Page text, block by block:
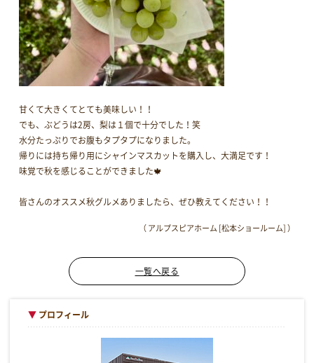
甘くて大きくてとても美味しい！！
でも、ぶどうは2房、梨は１個で十分でした！笑
水分たっぷりでお腹もタプタプになりました。
帰りには持ち帰り用にシャインマスカットを購入し、大満足です！
味覚で秋を感じることができました🍁
皆さんのオススメ秋グルメありましたら、ぜひ教えてください！！
（ アルプスピアホーム [松本ショールーム] ）
一覧へ戻る
▼ プロフィール